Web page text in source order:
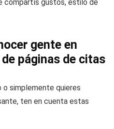
compartís gustos, estilo de
gente en
páginas de citas
o simplemente quieres
ten en cuenta estas